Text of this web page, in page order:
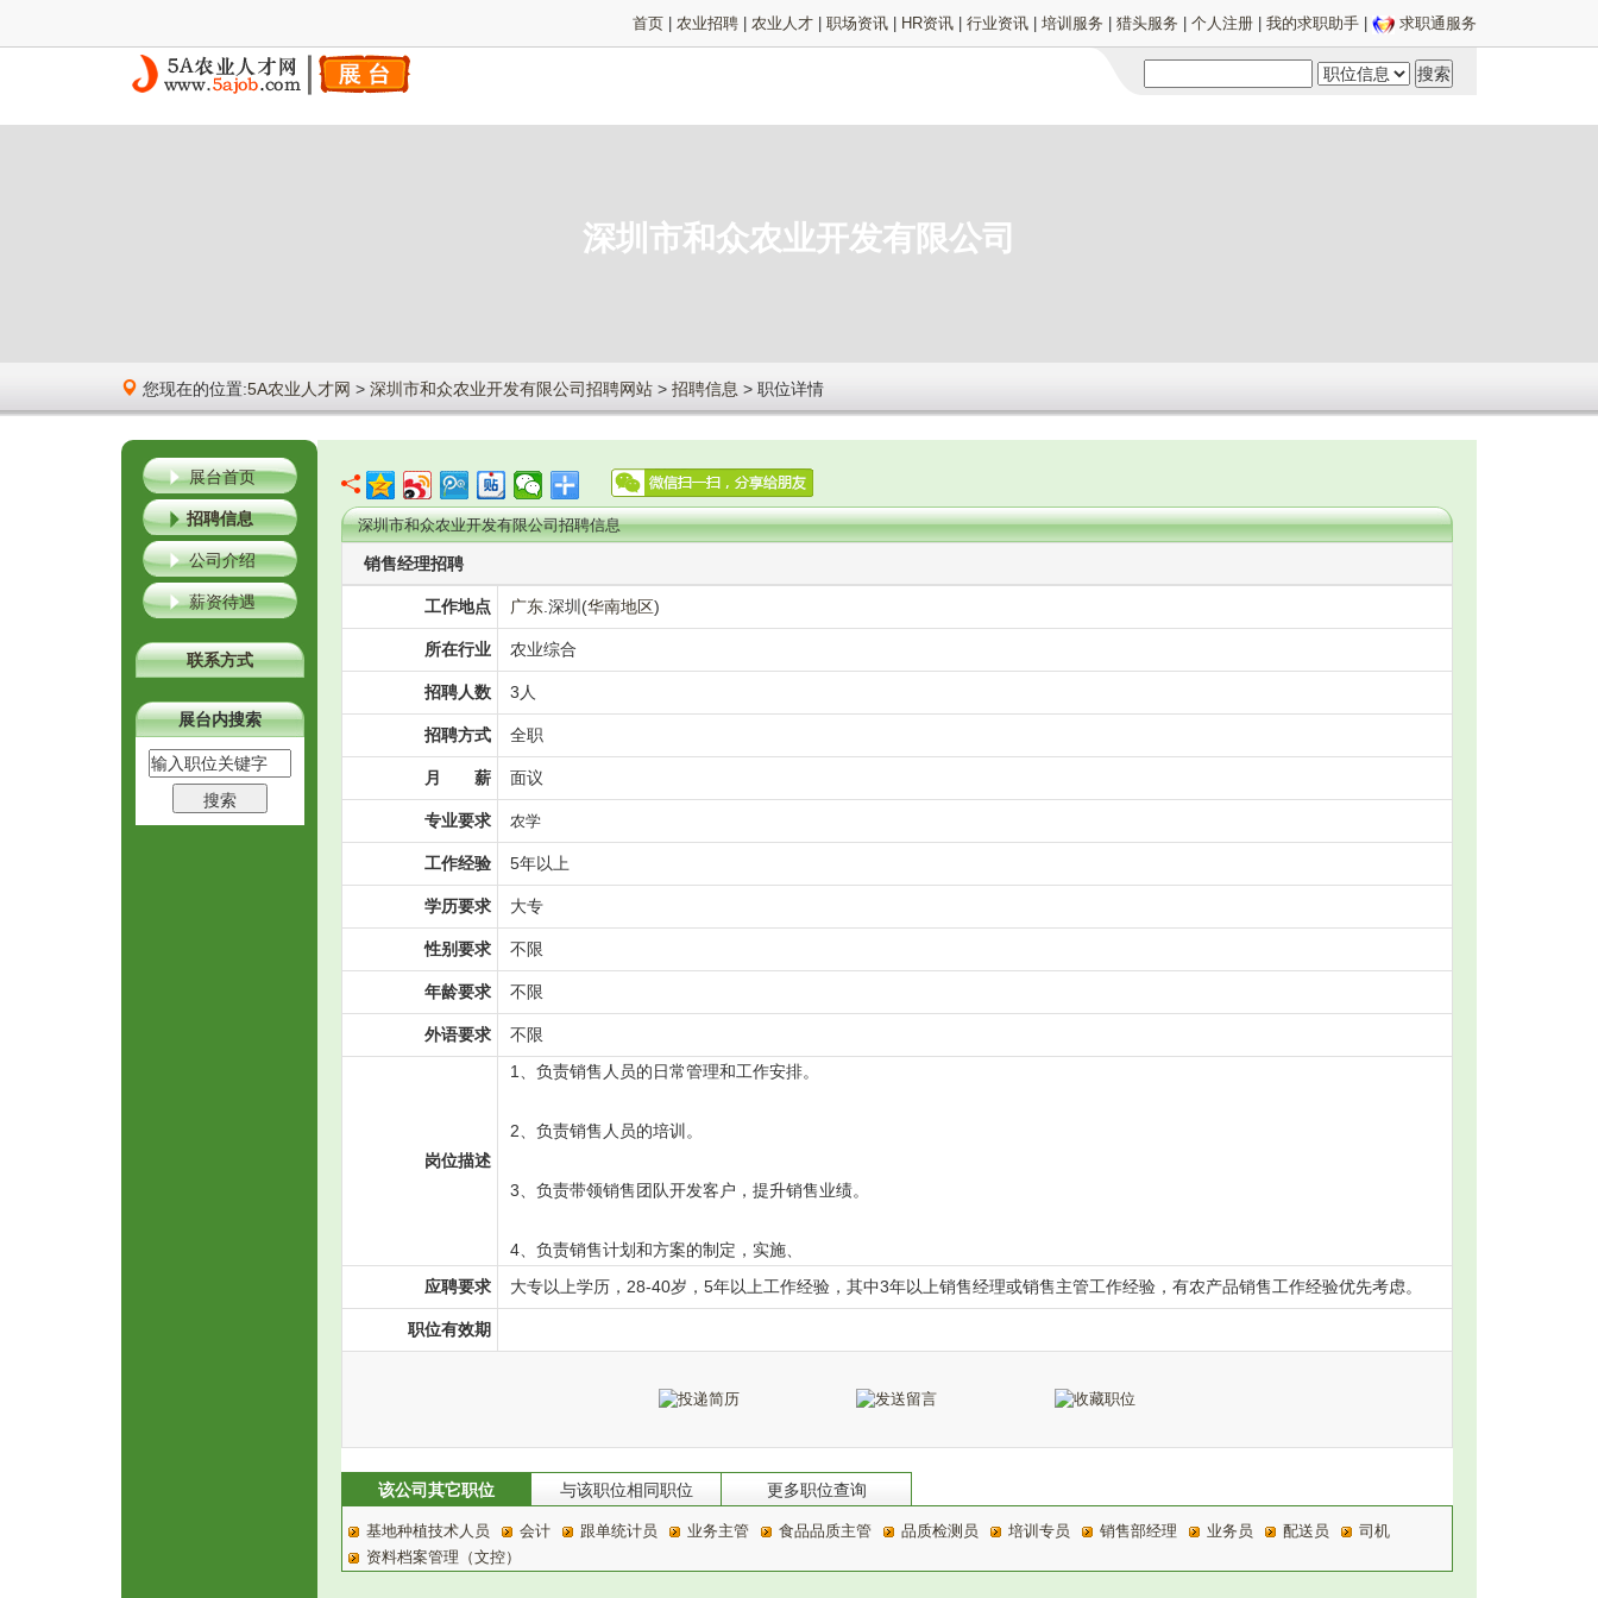
首页 农业招聘 农业人才 职场资讯 HR资讯 行业资讯 培训服务 猎头服务 个人注册 我的求职助手 求职通服务
深圳市和众农业开发有限公司
您现在的位置:5A农业人才网 > 深圳市和众农业开发有限公司招聘网站 > 招聘信息 > 职位详情
展台首页
招聘信息
公司介绍
薪资待遇
联系方式
展台内搜索
深圳市和众农业开发有限公司招聘信息
销售经理招聘
工作地点 广东 .深圳(华南地区)
所在行业 农业综合
招聘人数 3人
招聘方式 全职
月 薪 面议
专业要求 农学
工作经验 5年以上
学历要求 大专
性别要求 不限
年龄要求 不限
外语要求 不限
岗位描述
1、负责销售人员的日常管理和工作安排。
2、负责销售人员的培训。
3、负责带领销售团队开发客户，提升销售业绩。
4、负责销售计划和方案的制定，实施、
应聘要求
大专以上学历，28-40岁，5年以上工作经验，其中3年以上销售经理或销售主管工作经验，有农产品销售工作经验优先考虑。
职位有效期
该公司其它职位 与该职位相同职位 更多职位查询
基地种植技术人员 会计 跟单统计员 业务主管 食品品质主管 品质检测员 培训专员 销售部经理 业务员 配送员
司机
资料档案管理（文控）